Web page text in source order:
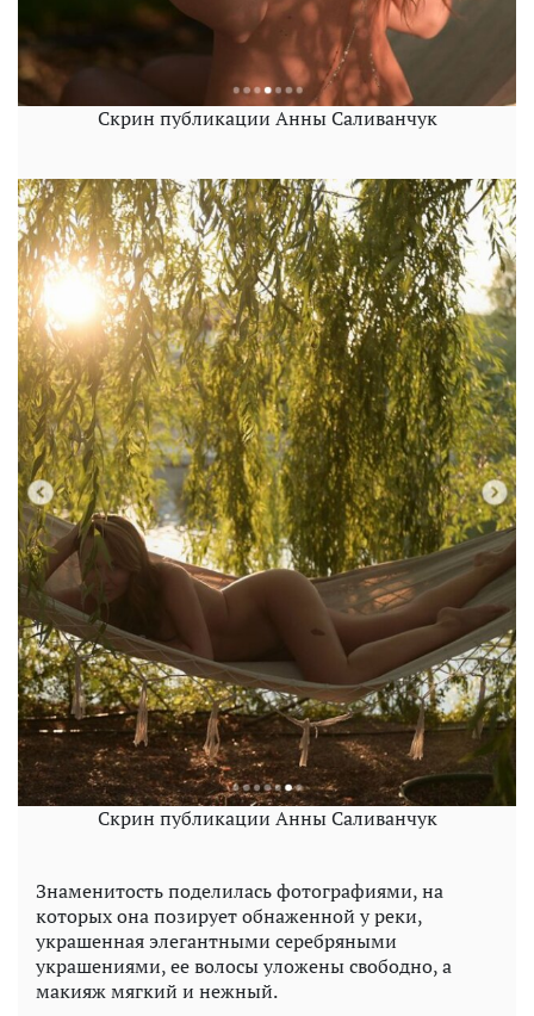
Скрин публикации Анны Саливанчук
Скрин публикации Анны Саливанчук
Знаменитость поделилась фотографиями, на
которых она позирует обнаженной у реки,
украшенная элегантными серебряными
украшениями, ее волосы уложены свободно, а
макияж мягкий и нежный.